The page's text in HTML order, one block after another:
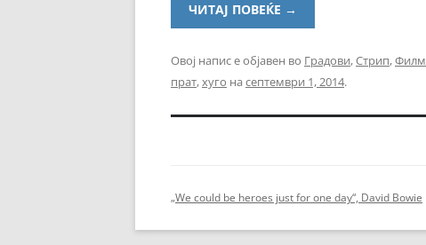
ЧИТАЈ ПОВЕЌЕ →
Овој напис е објавен во Градови,Стрип,Филм
прат,хуго на септември 1, 2014.
„We could be heroes just for one day“, David Bowie